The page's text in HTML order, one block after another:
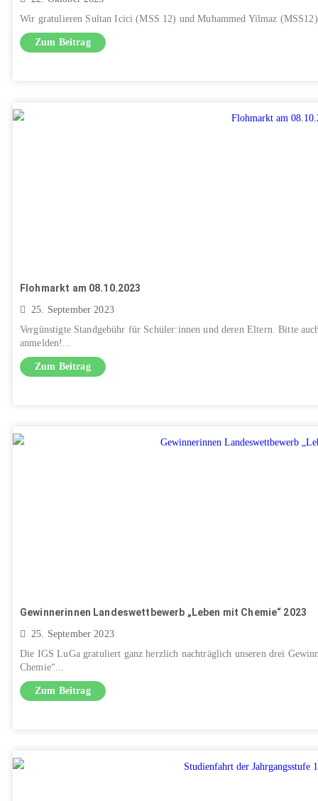
Wir gratulieren Sultan Icici (MSS 12) und Muhammed Yilmaz
Zum Beitrag
Flohmarkt am 08.10.2023
25. September 2023
Vergünstigte Standgebühr für Schüler:innen und deren Eltern. Bitte
anmelden!...
Zum Beitrag
Gewinnerinnen Landeswettbewerb „Leben mit Chemie“ 2023
25. September 2023
Die IGS LuGa gratuliert ganz herzlich nachträglich unseren drei
Chemie“...
Zum Beitrag